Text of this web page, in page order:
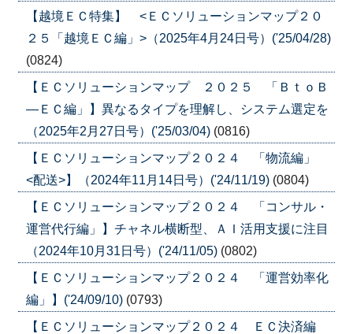
【越境ＥＣ特集】 <ＥＣソリューションマップ２０
２５「越境ＥＣ編」>（2025年4月24日号）('25/04/28)
(0824)
【ＥＣソリューションマップ ２０２５ 「ＢｔｏＢ
―ＥＣ編」】異なるタイプを理解し、システム選定を
（2025年2月27日号）('25/03/04) (0816)
【ＥＣソリューションマップ２０２４ 「物流編」
<配送>】（2024年11月14日号）('24/11/19) (0804)
【ＥＣソリューションマップ２０２４ 「コンサル・
運営代行編」】チャネル横断型、ＡＩ活用支援に注目
（2024年10月31日号）('24/11/05) (0802)
【ＥＣソリューションマップ２０２４ 「運営効率化
編」】('24/09/10) (0793)
【ＥＣソリューションマップ２０２４ ＥＣ決済編